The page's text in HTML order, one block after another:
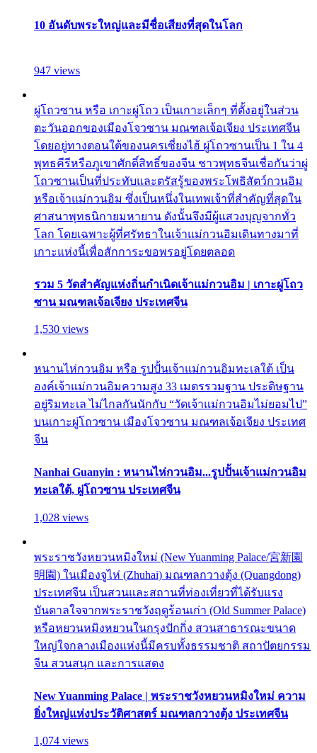
10 อันดับพระใหญ่และมีชื่อเสียงที่สุดในโลก
947 views
ผู่โถวซาน หรือ เกาะผู่โถว เป็นเกาะเล็กๆ ที่ตั้งอยู่ในส่วน
ตะวันออกของเมืองโจวซาน มณฑลเจ้อเจียง ประเทศจีน
โดยอยู่ทางตอนใต้ของนครเซี่ยงไฮ้ ผู่โถวซานเป็น 1 ใน 4
พุทธคีรีหรือภูเขาศักดิ์สิทธิ์ของจีน ชาวพุทธจีนเชื่อกันว่าผู่
โถวซานเป็นที่ประทับและตรัสรู้ของพระโพธิสัตว์กวนอิม
หรือเจ้าแม่กวนอิม ซึ่งเป็นหนึ่งในเทพเจ้าที่สำคัญที่สุดใน
ศาสนาพุทธนิกายมหายาน ดังนั้นจึงมีผู้แสวงบุญจากทั่ว
โลก โดยเฉพาะผู้ที่ศรัทธาในเจ้าแม่กวนอิมเดินทางมาที่
เกาะแห่งนี้เพื่อสักการะขอพรอยู่โดยตลอด
รวม 5 วัดสำคัญแห่งถิ่นกำเนิดเจ้าแม่กวนอิม | เกาะผู่โถว
ซาน มณฑลเจ้อเจียง ประเทศจีน
1,530 views
หนานไห่กวนอิม หรือ รูปปั้นเจ้าแม่กวนอิมทะเลใต้ เป็น
องค์เจ้าแม่กวนอิมความสูง 33 เมตรรวมฐาน ประดิษฐาน
อยู่ริมทะเล ไม่ไกลกันนักกับ “วัดเจ้าแม่กวนอิมไม่ยอมไป”
บนเกาะผู่โถวซาน เมืองโจวซาน มณฑลเจ้อเจียง ประเทศ
จีน
Nanhai Guanyin : หนานไห่กวนอิม...รูปปั้นเจ้าแม่กวนอิม
ทะเลใต้, ผู่โถวซาน ประเทศจีน
1,028 views
พระราชวังหยวนหมิงใหม่ (New Yuanming Palace/宮新園
明園) ในเมืองจูไห่ (Zhuhai) มณฑลกวางตุ้ง (Quangdong)
ประเทศจีน เป็นสวนและสถานที่ท่องเที่ยวที่ได้รับแรง
บันดาลใจจากพระราชวังฤดูร้อนเก่า (Old Summer Palace)
หรือหยวนหมิงหยวนในกรุงปักกิ่ง สวนสาธารณะขนาด
ใหญ่ใจกลางเมืองแห่งนี้มีครบทั้งธรรมชาติ สถาปัตยกรรม
จีน สวนสนุก และการแสดง
New Yuanming Palace | พระราชวังหยวนหมิงใหม่ ความ
ยิ่งใหญ่แห่งประวัติศาสตร์ มณฑลกวางตุ้ง ประเทศจีน
1,074 views